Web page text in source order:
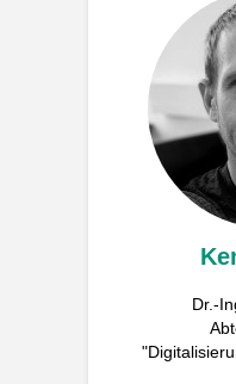
Dr.-